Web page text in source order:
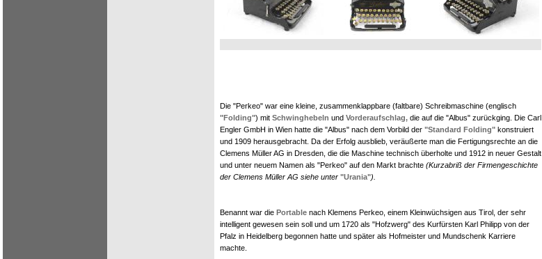
Die "Perkeo" war eine kleine, zusammenklappbare (faltbare) Schreibmaschine (englisch
"Folding") mit Schwinghebeln und Vorderaufschlag, die auf die "Albus" zurückging. Die Carl
Engler GmbH in Wien hatte die "Albus" nach dem Vorbild der "Standard Folding" konstruiert
und 1909 herausgebracht. Da der Erfolg ausblieb, veräußerte man die Fertigungsrechte an die
Clemens Müller AG in Dresden, die die Maschine technisch überholte und 1912 in neuer Gestalt
und unter neuem Namen als "Perkeo" auf den Markt brachte (Kurzabriß der Firmengeschichte
der Clemens Müller AG siehe unter "Urania").
Benannt war die Portable nach Klemens Perkeo, einem Kleinwüchsigen aus Tirol, der sehr
intelligent gewesen sein soll und um 1720 als "Hofzwerg" des Kurfürsten Karl Philipp von der
Pfalz in Heidelberg begonnen hatte und später als Hofmeister und Mundschenk Karriere
machte.